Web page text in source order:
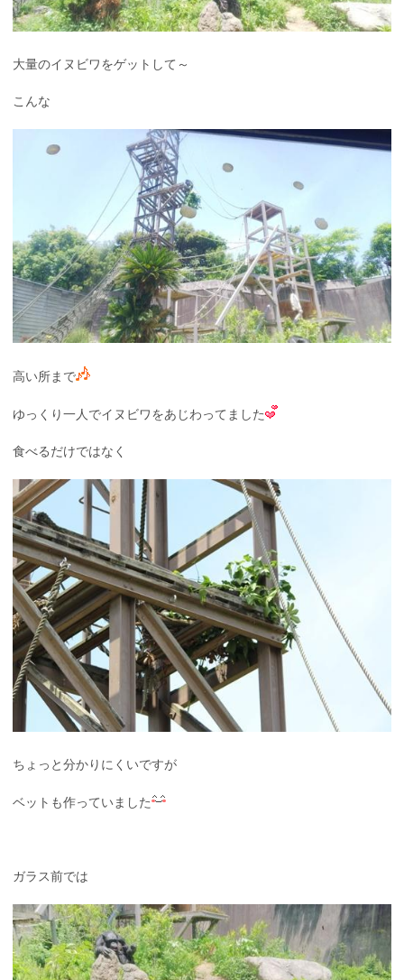
大量のイヌビワをゲットして～
こんな
高い所まで
ゆっくり一人でイヌビワをあじわってました
食べるだけではなく
ちょっと分かりにくいですが
ベットも作っていました
ガラス前では